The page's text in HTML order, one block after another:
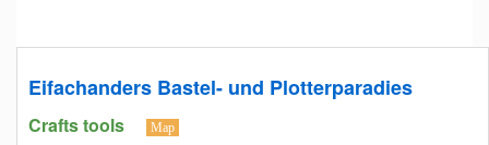
Eifachanders Bastel- und Plotterparadies
Crafts tools Map